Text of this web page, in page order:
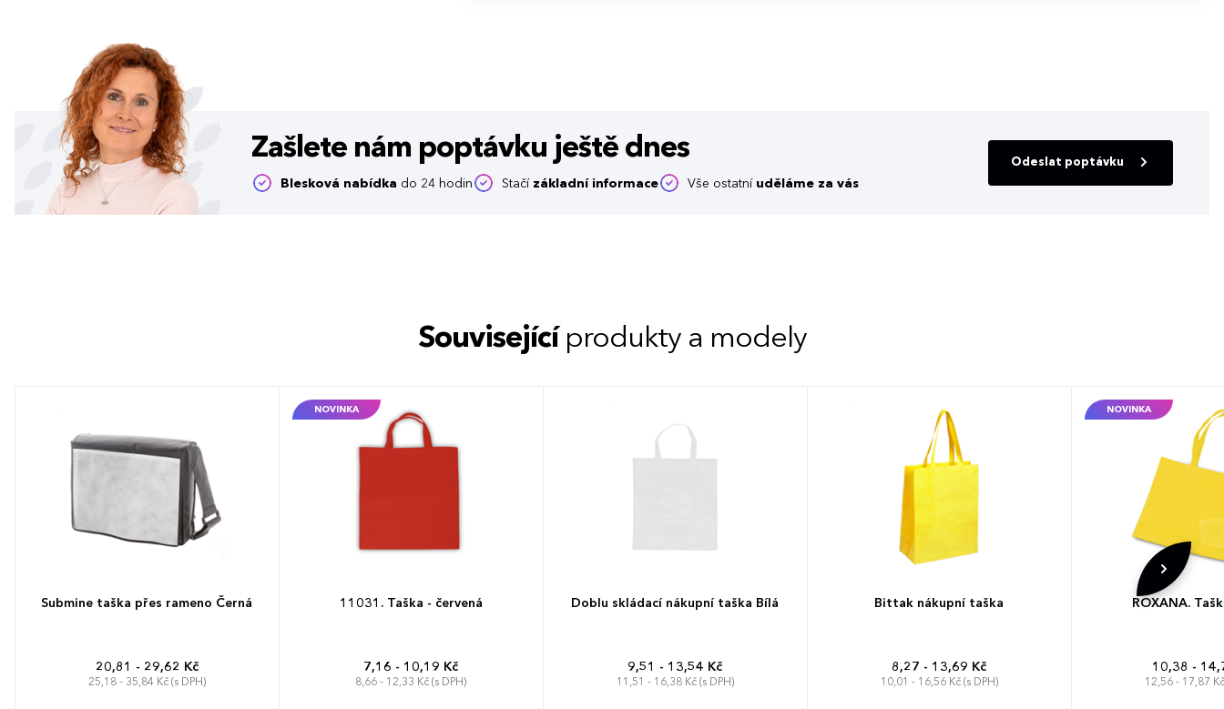
Zašlete nám poptávku ještě dnes
Blesková nabídka do 24 hodin Stačí základní informace Vše ostatní uděláme za vás
Odeslat poptávku
Související produkty a modely
Submine taška přes rameno Černá
20,81 - 29,62 Kč
25,18 - 35,84 Kč (s DPH)
NOVINKA
11031. Taška - červená
7,16 - 10,19 Kč
8,66 - 12,33 Kč (s DPH)
Doblu skládací nákupní taška Bílá
9,51 - 13,54 Kč
11,51 - 16,38 Kč (s DPH)
Bittak nákupní taška
8,27 - 13,69 Kč
10,01 - 16,56 Kč (s DPH)
NOVINKA
ROXANA.
10,38 -
12,56 - 17,87